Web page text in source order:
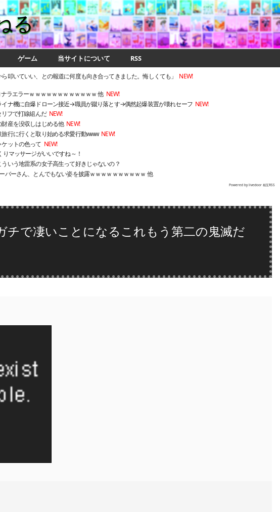
る
ゲーム 当サイトについて RSS
叩いていい、との報道に何度も向き合ってきました。悔しくても」 NEW!
ラエラーｗｗｗｗｗｗｗｗｗｗｗｗ 他 NEW!
イナ機に自爆ドローン接近→職員が蹴り落とす→偶然起爆装置が壊れセーフ NEW!
リフで打線組んだ NEW!
産を没収しはじめる他 NEW!
旅行に行くと取り始める求愛行動www NEW!
ットの色って NEW!
マッサージがいいですね～！
ういう地雷系の女子高生って好きじゃないの？
バーさん、とんでもない姿を披露ｗｗｗｗｗｗｗｗｗｗ 他
Powered by livedoor 相互RSS
チで凄いことになるこれもう第二の鬼滅だ